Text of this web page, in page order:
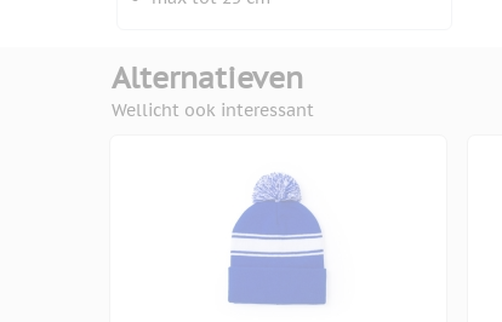
Alternatieven
Wellicht ook interessant